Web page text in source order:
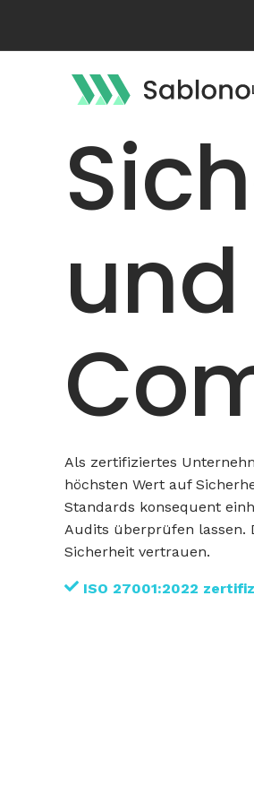
und
Als zertifiziertes
höchsten Wert auf
Standards konsequent
Audits überprüfen lassen.
Sicherheit vertrauen.
ISO 27001:2022